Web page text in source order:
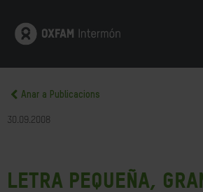
Anar a Publicacions
30.09.2008
Letra pequeña,